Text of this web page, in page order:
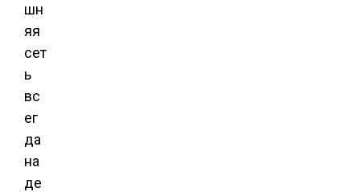
шн
яя
сет
ь
вс
ег
да
на
де